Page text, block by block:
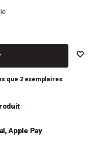
que 2 exemplaires
Apple Pay